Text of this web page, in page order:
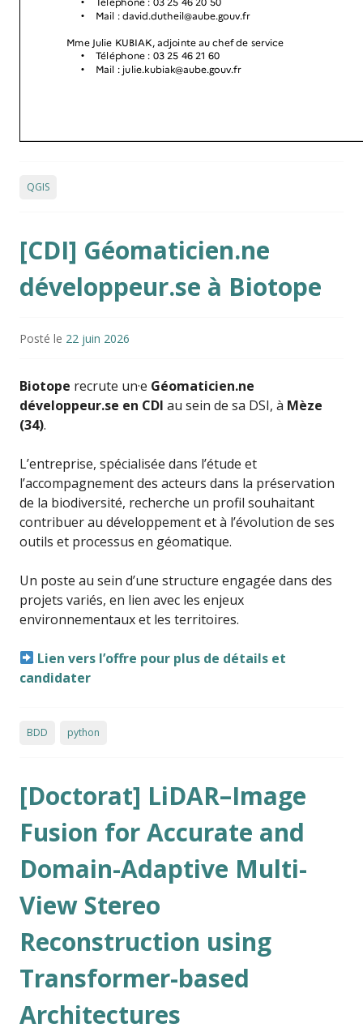
QGIS
[CDI] Géomaticien.ne
développeur.se à Biotope
Posté le 22 juin 2026
Biotope recrute un·e Géomaticien.ne
développeur.se en CDI au sein de sa DSI, à Mèze
(34).
L’entreprise, spécialisée dans l’étude et
l’accompagnement des acteurs dans la préservation
de la biodiversité, recherche un profil souhaitant
contribuer au développement et à l’évolution de ses
outils et processus en géomatique.
Un poste au sein d’une structure engagée dans des
projets variés, en lien avec les enjeux
environnementaux et les territoires.
Lien vers l’offre pour plus de détails et
candidater
BDD python
[Doctorat] LiDAR–Image
Fusion for Accurate and
Domain-Adaptive Multi-
View Stereo
Reconstruction using
Transformer-based
Architectures